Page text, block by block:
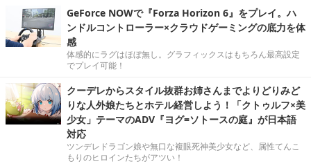
GeForce NOWで『Forza Horizon 6』をプレイ。ハ
ンドルコントローラー×クラウドゲーミングの底力を体
感
体感的にラグはほぼ無し。グラフィックスはもちろん最高設定
でプレイ可能！
クーデレからスタイル抜群お姉さんまでよりどりみど
りな人外娘たちとホテル経営しよう！「クトゥルフ×美
少女」テーマのADV『ヨグ=ソトースの庭』が日本語
対応
ツンデレドラゴン娘や無口な複眼死神美少女など、属性てんこ
もりのヒロインたちがアツい！